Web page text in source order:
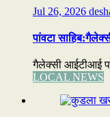
Jul 26, 2026
पांवटा
गैलेक्सी आईटीआई
LOCAL NEWS